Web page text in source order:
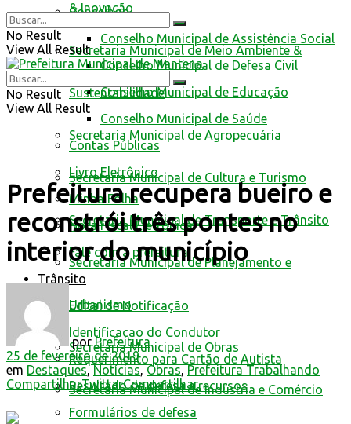
Conselhos
Conselho Municipal de Assistência Social
Conselho Municipal de Defesa Civil
Conselho Municipal de Educação
Conselho Municipal de Saúde
Contas Públicas
Livro Eletrônico
Minha Folha
Nota Fiscal Eletrônica
Fale com a prefeitura
Trânsito
Edital de Notificação
Identificacao do Condutor
Requerimento para Cartão de Autista
Resultado de defesa e recursos
Formulários de defesa
& Inovação
Secretaria Municipal de Meio Ambiente &
Sustentabilidade
Secretaria Municipal de Agropecuária
Secretaria Municipal de Cultura e Turismo
Secretaria Municipal de Transporte e Trânsito
Secretaria Municipal de Planejamento e
Urbanismo
Secretaria Municipal de Obras
Secretaria Municipal de Indústria e Comércio
No Result
View All Result
No Result
View All Result
Prefeitura recupera bueiro e
reconstrói três pontes no
interior do município
por Prefeitura
25 de fevereiro de 2019
em Destaques,Notícias,Obras,Prefeitura Trabalhando
CompartilharTwittarCompartilhar